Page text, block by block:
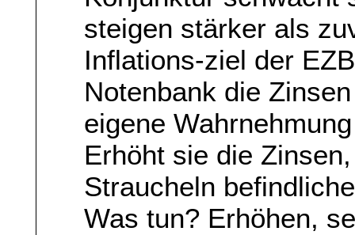
steigen stärker als
Inflations-ziel der
Notenbank die
eigene
Erhöht sie die
Straucheln
Was tun? Erhöhen,